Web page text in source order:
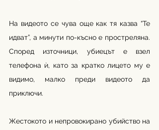
На видеото се чува още как тя казва “Те
идват”, а минути по-късно е простреляна.
Според източници, убиецът е взел
телефона ѝ, като за кратко лицето му е
видимо, малко преди видеото да
приключи.
Жестокото и непровокирано убийство на